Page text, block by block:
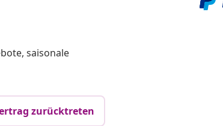
saisonale
zurücktreten